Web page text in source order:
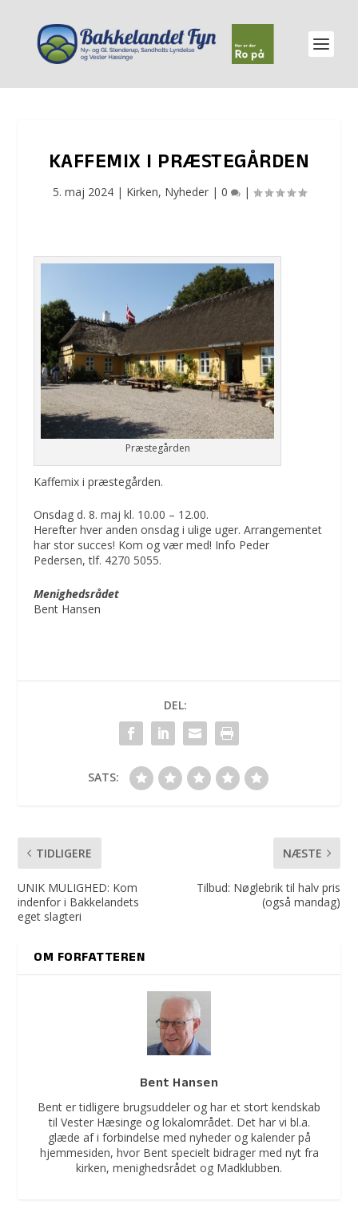
KAFFEMIX I PRÆSTEGÅRDEN
5. maj 2024| Kirken, Nyheder| 0 |
Præstegården
Kaffemix i præstegården.
Onsdag d. 8. maj kl. 10.00 – 12.00.
Herefter hver anden onsdag i ulige uger. Arrangementet
har stor succes! Kom og vær med! Info Peder
Pedersen, tlf. 4270 5055.
Menighedsrådet
Bent Hansen
DEL:
SATS:
TIDLIGERE
UNIK MULIGHED: Kom
indenfor i Bakkelandets
eget slagteri
NÆSTE
Tilbud: Nøglebrik til halv pris
(også mandag)
OM FORFATTEREN
Bent Hansen
Bent er tidligere brugsuddeler og har et stort kendskab
til Vester Hæsinge og lokalområdet. Det har vi bl.a.
glæde af i forbindelse med nyheder og kalender på
hjemmesiden, hvor Bent specielt bidrager med nyt fra
kirken, menighedsrådet og Madklubben.